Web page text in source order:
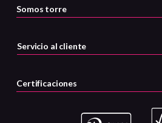
Somos torre
Servicio al cliente
Certificaciones